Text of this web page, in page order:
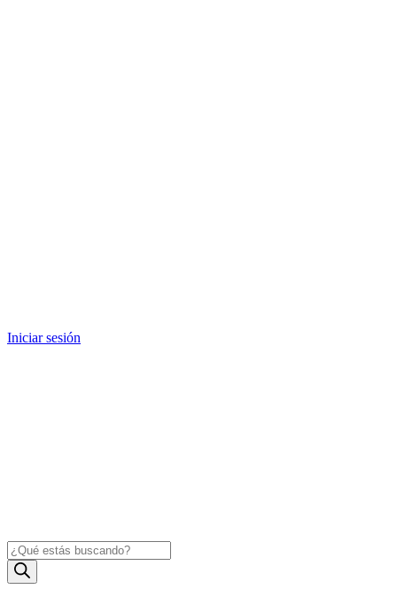
Iniciar sesión
Búsqueda
de
productos